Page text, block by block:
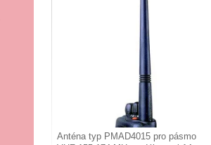
Anténa typ PMAD4015 pro pásmo